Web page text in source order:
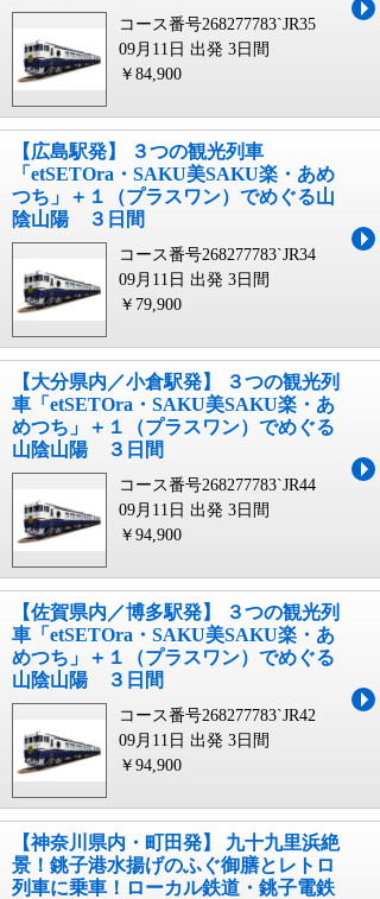
コース番号268277783`JR35
09月11日 出発 3日間
￥84,900
【広島駅発】 ３つの観光列車
「etSETOra・SAKU美SAKU楽・あめ
つち」＋１（プラスワン）でめぐる山
陰山陽 ３日間
コース番号268277783`JR34
09月11日 出発 3日間
￥79,900
【大分県内／小倉駅発】 ３つの観光列
車「etSETOra・SAKU美SAKU楽・あ
めつち」＋１（プラスワン）でめぐる
山陰山陽 ３日間
コース番号268277783`JR44
09月11日 出発 3日間
￥94,900
【佐賀県内／博多駅発】 ３つの観光列
車「etSETOra・SAKU美SAKU楽・あ
めつち」＋１（プラスワン）でめぐる
山陰山陽 ３日間
コース番号268277783`JR42
09月11日 出発 3日間
￥94,900
【神奈川県内・町田発】 九十九里浜絶
景！銚子港水揚げのふぐ御膳とレトロ
列車に乗車！ローカル鉄道・銚子電鉄